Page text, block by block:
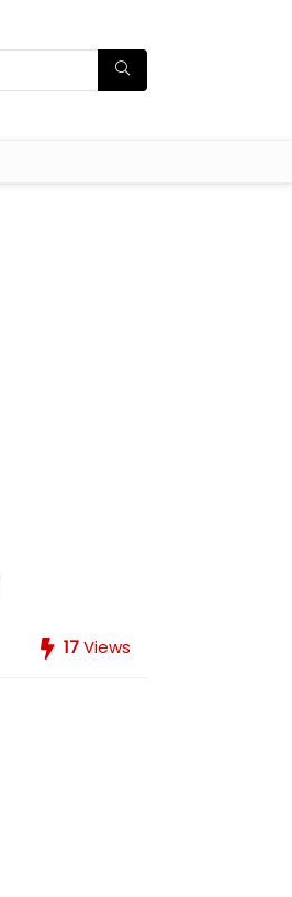
17Views